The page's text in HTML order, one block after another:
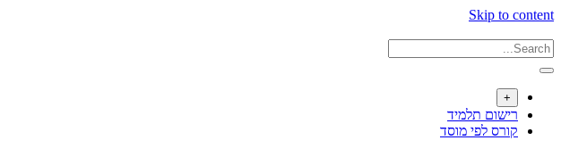
Skip to content
+
רישום תלמיד
קורס לפי מוסד